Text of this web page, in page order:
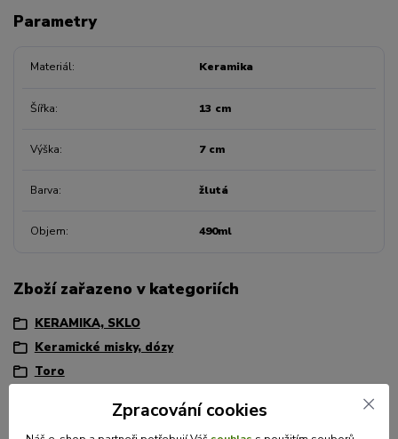
Parametry
Materiál Keramika
Šířka 13 cm
Výška 7 cm
Barva žlutá
Objem 490ml
Zboží zařazeno v kategoriích
KERAMIKA, SKLO
Keramické misky, dózy
Toro
Zpracování cookies